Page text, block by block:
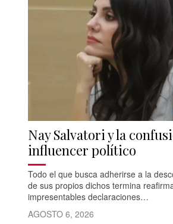
Nay Salvatori y la
influencer político
Todo el que busca adherirse a la
de sus propios dichos termina
impresentables declaraciones…
AGOSTO 6, 2026